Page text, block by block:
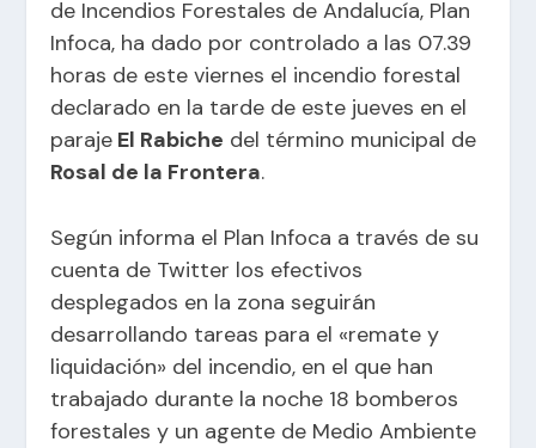
de Incendios Forestales de Andalucía, Plan
Infoca, ha dado por controlado a las 07.39
horas de este viernes el incendio forestal
declarado en la tarde de este jueves en el
paraje El Rabiche del término municipal de
Rosal de la Frontera.
Según informa el Plan Infoca a través de su
cuenta de Twitter los efectivos
desplegados en la zona seguirán
desarrollando tareas para el «remate y
liquidación» del incendio, en el que han
trabajado durante la noche 18 bomberos
forestales y un agente de Medio Ambiente